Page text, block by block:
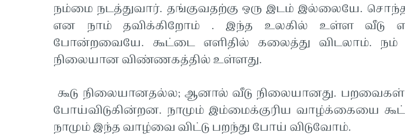
நம்மை நடத்துவார். தங்குவதற்கு ஒரு இடம் இல்லையே.
என நாம் தவிக்கிறோம் . இந்த உலகில் உள்ள வீடு
போன்றவையே. கூட்டை எளிதில் கலைத்து விடலாம்.
நிலையான விண்ணகத்தில் உள்ளது.
கூடு நிலையானதல்ல; ஆனால் வீடு நிலையானது. பறவைகள்
போய்விடுகின்றன. நாமும் இம்மைக்குரிய வாழ்க்கையை
நாமும் இந்த வாழ்வை விட்டு பறந்து போய் விடுவோம்.